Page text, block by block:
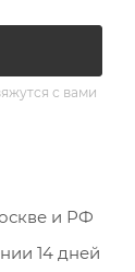
с вами
и РФ
14 дней